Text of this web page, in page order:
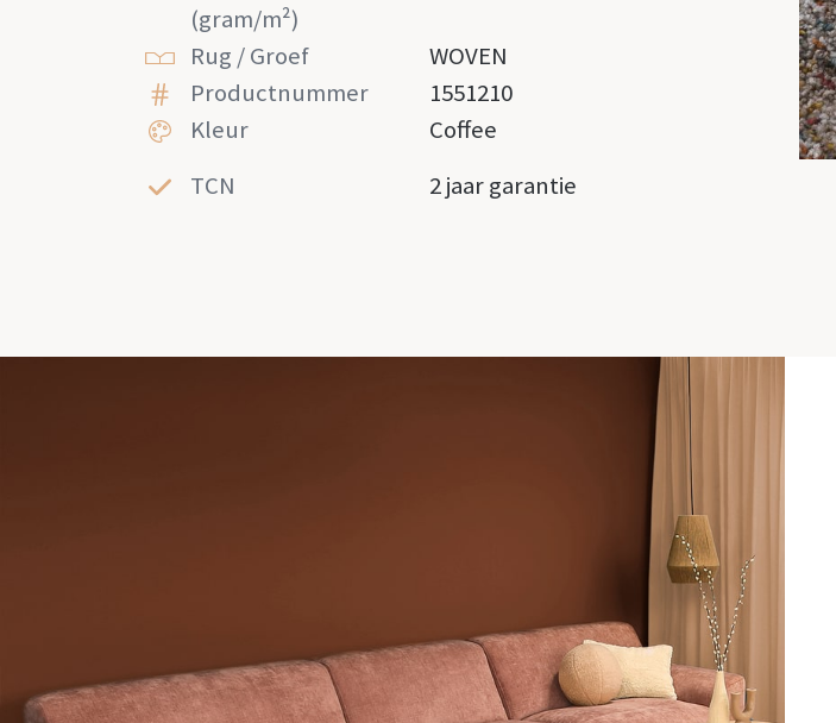
(gram/m²)
Rug / Groef
WOVEN
Productnummer
1551210
Kleur
Coffee
TCN
2 jaar garantie